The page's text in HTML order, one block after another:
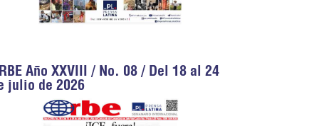
Año XXVIII / No. 08 / Del 18 al 24
julio de 2026